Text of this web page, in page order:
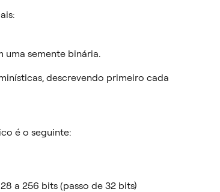
semente binária.
descrevendo primeiro cada
é o seguinte:
a 256 bits (passo de 32 bits)